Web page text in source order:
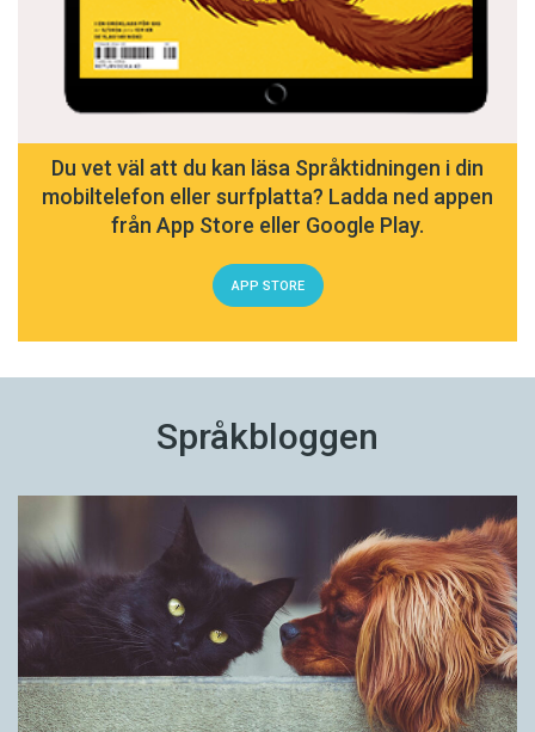
Du vet väl att du kan läsa Språktidningen i din
mobiltelefon eller surfplatta? Ladda ned appen
från App Store eller Google Play.
APP STORE
Språkbloggen